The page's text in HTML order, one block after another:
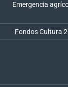
Emergencia
Fondos Cultura